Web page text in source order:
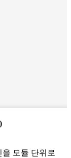
모듈 단위로